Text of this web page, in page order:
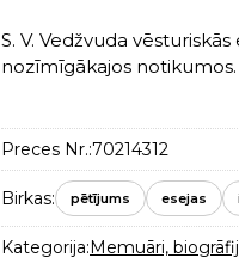
S. V. Vedžvuda
nozīmīgākajos notikumos.
Preces Nr.:70214312
Birkas: pētījums esejas
Kategorija:Memuāri,